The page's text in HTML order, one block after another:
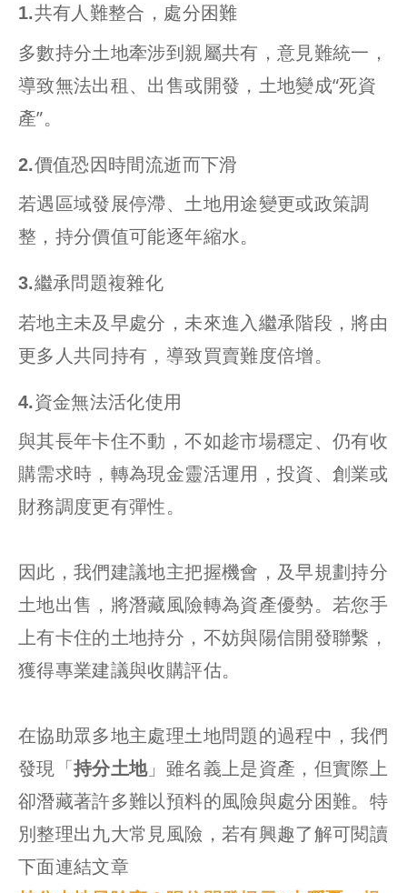
1.共有人難整合，處分困難
多數持分土地牽涉到親屬共有，意見難統一，
導致無法出租、出售或開發，土地變成“死資
產”。
2.價值恐因時間流逝而下滑
若遇區域發展停滯、土地用途變更或政策調
整，持分價值可能逐年縮水。
3.繼承問題複雜化
若地主未及早處分，未來進入繼承階段，將由
更多人共同持有，導致買賣難度倍增。
4.資金無法活化使用
與其長年卡住不動，不如趁市場穩定、仍有收
購需求時，轉為現金靈活運用，投資、創業或
財務調度更有彈性。
因此，我們建議地主把握機會，及早規劃持分
土地出售，將潛藏風險轉為資產優勢。若您手
上有卡住的土地持分，不妨與陽信開發聯繫，
獲得專業建議與收購評估。
在協助眾多地主處理土地問題的過程中，我們
發現「持分土地」雖名義上是資產，但實際上
卻潛藏著許多難以預料的風險與處分困難。特
別整理出九大常見風險，若有興趣了解可閱讀
下面連結文章